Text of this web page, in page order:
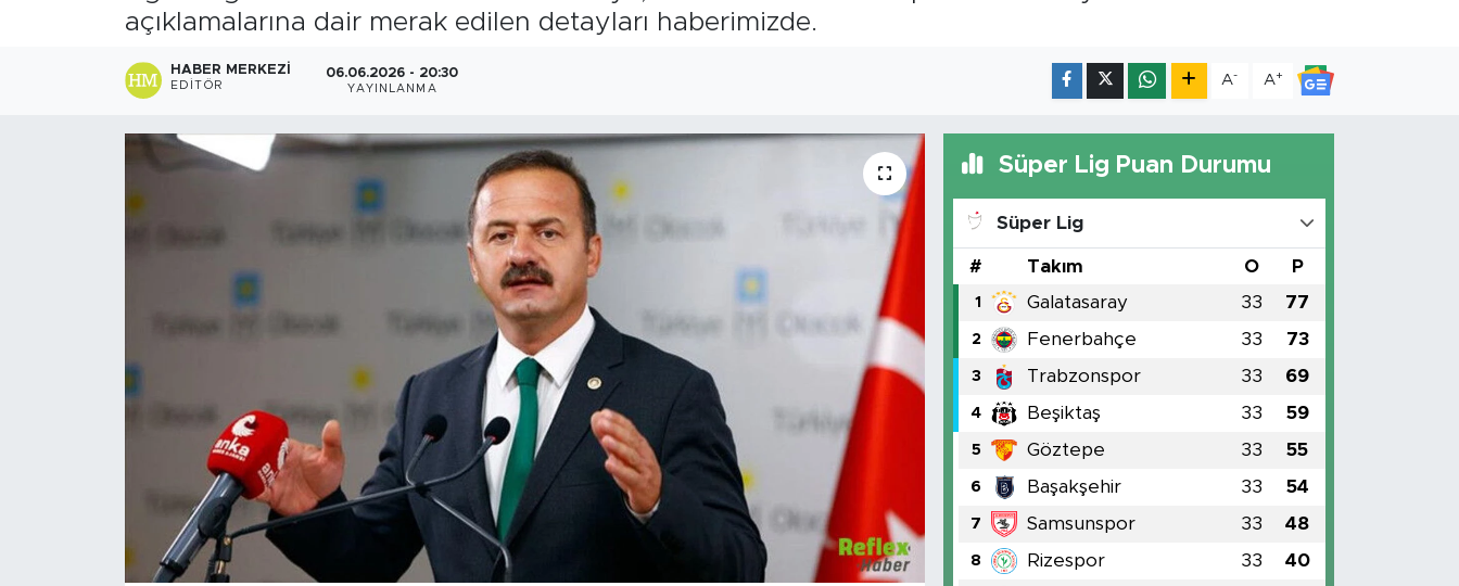
açıklamalarına dair merak edilen detayları haberimizde.
HABER MERKEZI
EDITÖR
06.06.2026 - 20:30
YAYINLANMA
A- A+
Süper Lig Puan Durumu
Süper Lig
# Takım O P
1 Galatasaray 33 77
2 Fenerbahçe 33 73
3 Trabzonspor 33 69
4 Beşiktaş 33 59
5 Göztepe 33 55
6 Başakşehir 33 54
7 Samsunspor 33 48
8 Rizespor 33 40
Sağlık Turizmi
Son Dakika Haberleri
Haber Arşivi